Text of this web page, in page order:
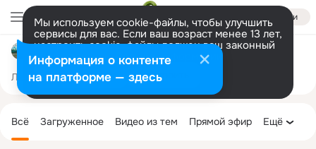
Войти
Мы используем cookie-файлы, чтобы улучшить
сервисы для вас. Если ваш возраст менее 13 лет,
настроить cookie-файлы должен ваш законный
представитель. Больше информации
Разрешить все Настроить
Лента Участники 142 Темы 748
колонка
Всё Загруженное Видео из тем Прямой эфир Ещё
Информация о контенте
на платформе — здесь